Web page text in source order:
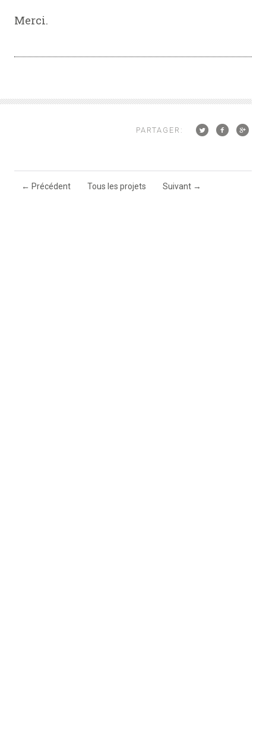
Merci.
PARTAGER:
← Précédent Tous les projets Suivant →